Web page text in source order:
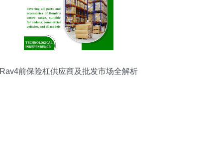
Rav4前保险杠供应商及批发市场全解析